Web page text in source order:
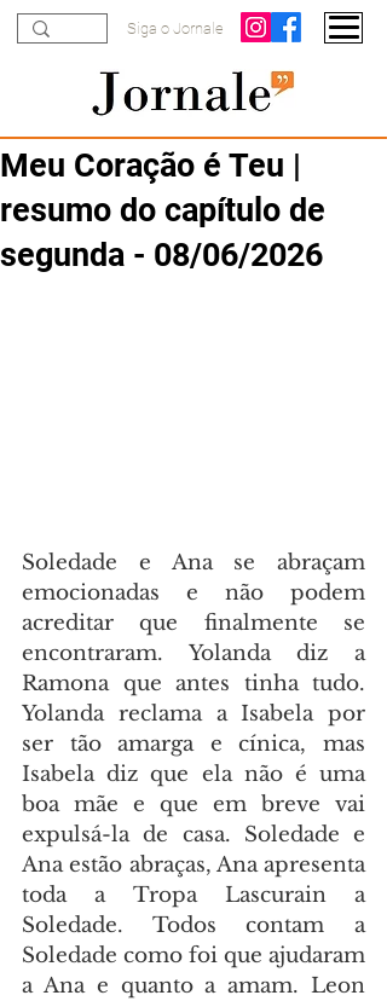
Siga o Jornale
Meu Coração é Teu |
resumo do capítulo de
segunda - 08/06/2026
Soledade e Ana se abraçam
emocionadas e não podem
acreditar que finalmente se
encontraram. Yolanda diz a
Ramona que antes tinha tudo.
Yolanda reclama a Isabela por
ser tão amarga e cínica, mas
Isabela diz que ela não é uma
boa mãe e que em breve vai
expulsá-la de casa. Soledade e
Ana estão abraças, Ana apresenta
toda a Tropa Lascurain a
Soledade. Todos contam a
Soledade como foi que ajudaram
a Ana e quanto a amam. Leon